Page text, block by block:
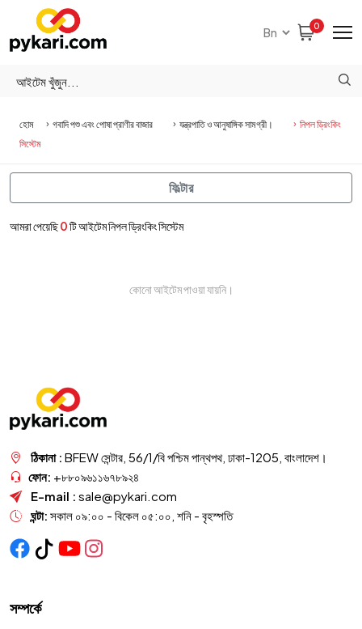
0
হোম গবাদি পশু এবং পোষা প্রাণীর বাজার যন্ত্রপাতি ও আনুষাঙ্গিক সামগ্রী।
নিপল ড্রিংকিং
সিস্টেম
আমরা পেয়েছি0টি আইটেম নিপল ড্রিংকিং সিস্টেম
কোনো আইটেম পাওয়া যায়নি।
ফিল্টার
ঠিকানা : BFEW সেন্টার, 56/1/বি পশ্চিম পান্থপথ, ঢাকা-1205, বাংলাদেশ।
ফোন: +৮৮০৯৬১১৬৭৮৯২৪
E-mail : sale@pykari.com
ঘন্টা: সকাল ০৯:০০ - বিকেল ০৫:০০, শনি - বৃহস্পতি
সম্পর্কে